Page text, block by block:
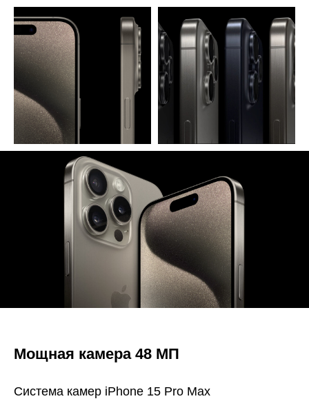
Мощная камера 48 МП
Система камер iPhone 15 Pro Max